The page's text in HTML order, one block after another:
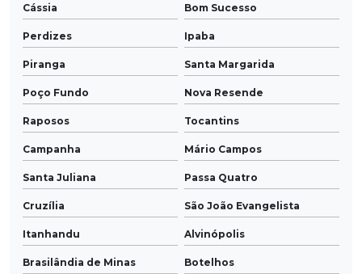
Cássia Bom Sucesso
Perdizes Ipaba
Piranga Santa Margarida
Poço Fundo Nova Resende
Raposos Tocantins
Campanha Mário Campos
Santa Juliana Passa Quatro
Cruzília São João Evangelista
Itanhandu Alvinópolis
Brasilândia de Minas Botelhos